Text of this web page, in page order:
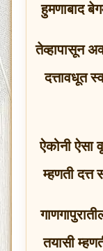
हुमणाबाद
तेव्हापासून
दत्तावधूत
ऐकोनी ऐसा
म्हणती दत्त
तयासी